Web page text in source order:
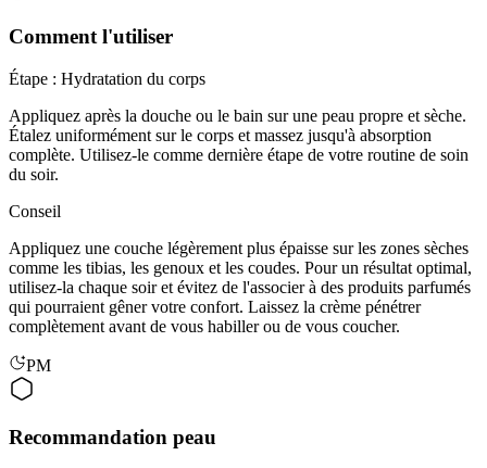
Comment l'utiliser
Étape : Hydratation du corps
Appliquez après la douche ou le bain sur une peau propre et sèche.
Étalez uniformément sur le corps et massez jusqu'à absorption
complète. Utilisez-le comme dernière étape de votre routine de soin
du soir.
Conseil
Appliquez une couche légèrement plus épaisse sur les zones sèches
comme les tibias, les genoux et les coudes. Pour un résultat optimal,
utilisez-la chaque soir et évitez de l'associer à des produits parfumés
qui pourraient gêner votre confort. Laissez la crème pénétrer
complètement avant de vous habiller ou de vous coucher.
PM
Recommandation peau